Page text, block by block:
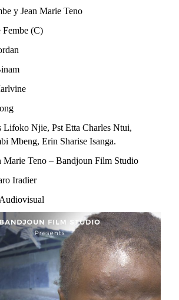
y Jean Marie Teno
Fembe (C)
Lifoko Njie, Pst Etta Charles Ntui,
Mbeng, Erin Sharise Isanga.
Marie Teno – Bandjoun Film Studio
Iradier